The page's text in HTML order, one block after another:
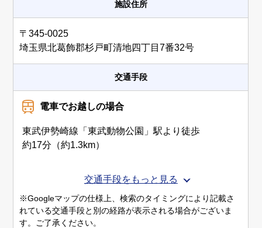
施設住所
〒345-0025
埼玉県北葛飾郡杉戸町清地四丁目7番32号
交通手段
電車でお越しの場合
東武伊勢崎線「東武動物公園」駅より徒歩
約17分（約1.3km）
交通手段をもっと見る
※Googleマップの仕様上、検索のタイミングにより記載さ
れている交通手段と別の経路が表示される場合がございま
す。ご了承ください。